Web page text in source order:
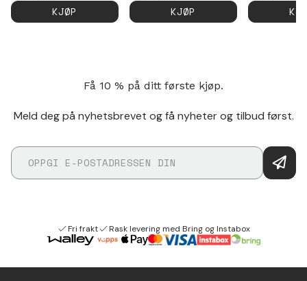
KJØP
KJØP
Få 10 % på ditt første kjøp.
Meld deg på nyhetsbrevet og få nyheter og tilbud først.
Fri frakt Rask levering med Bring og Instabox